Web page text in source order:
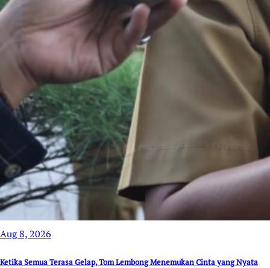
Aug 8, 2026
Ketika Semua Terasa Gelap, Tom Lembong Menemukan Cinta yang Nyata